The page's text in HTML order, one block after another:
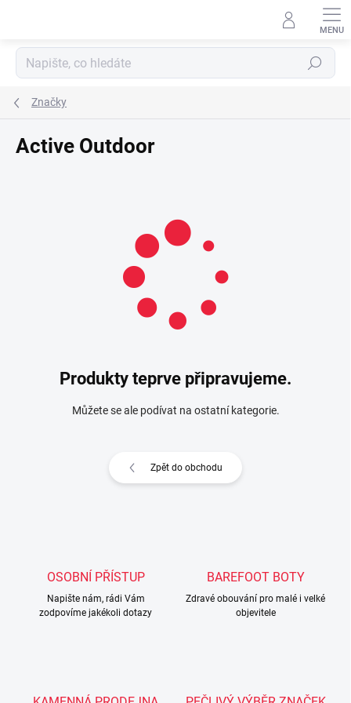
Hledat
Značky
Active Outdoor
Produkty teprve připravujeme.
Můžete se ale podívat na ostatní kategorie.
Zpět do obchodu
OSOBNÍ PŘÍSTUP
Napište nám, rádi Vám
zodpovíme jakékoli dotazy
BAREFOOT BOTY
Zdravé obouvání pro malé i velké
objevitele